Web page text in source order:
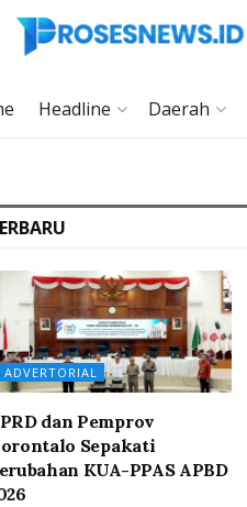
Headline Daerah
ADVERTORIAL
dan Pemprov
Sepakati
KUA-PPAS APBD